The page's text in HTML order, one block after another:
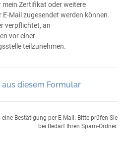
Zertifikat oder weitere
Mail zugesendet werden können.
verpflichtet, an
vor einer
teilzunehmen.
diesem Formular
Bestätigung per E-Mail. Bitte prüfen Sie
bei Bedarf Ihren Spam-Ordner.